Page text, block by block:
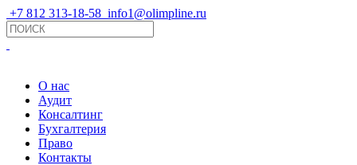
+7 812 313-18-58 info1@olimpline.ru
О нас
Аудит
Консалтинг
Бухгалтерия
Право
Контакты